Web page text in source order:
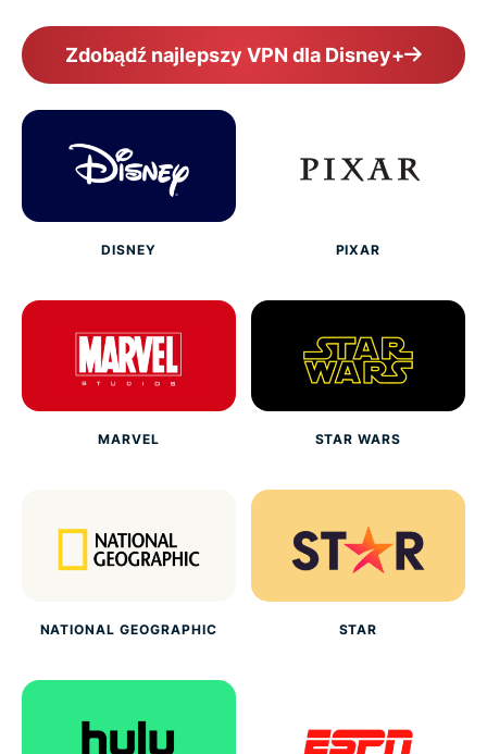
Zdobądź najlepszy VPN dla Disney+
DISNEY PIXAR
MARVEL STAR WARS
NATIONAL GEOGRAPHIC STAR